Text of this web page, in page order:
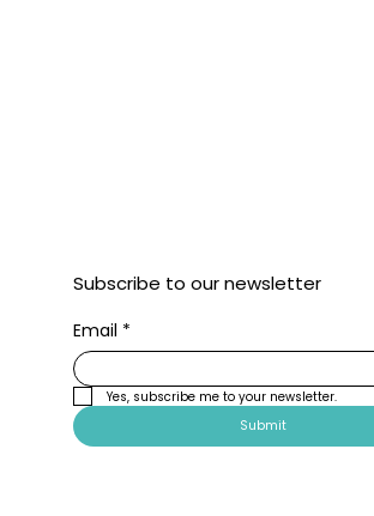
Subscribe to our newsletter
Email *
Yes, subscribe me to your newsletter.
Submit